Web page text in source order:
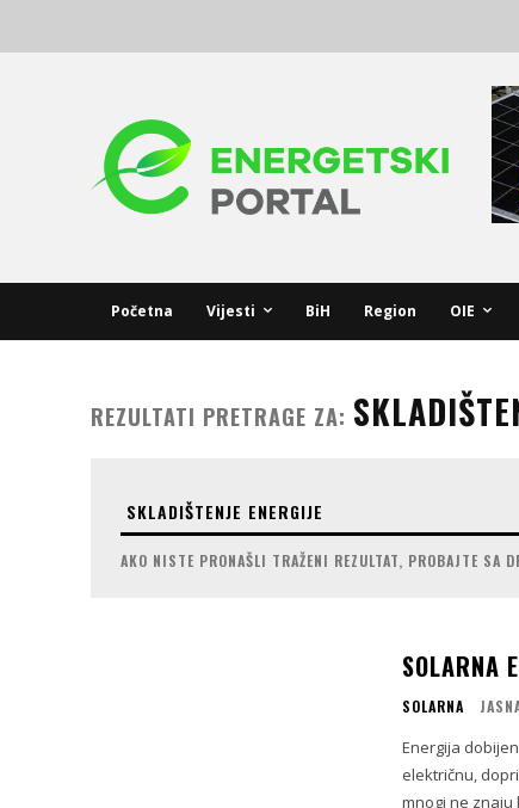
Početna Vijesti BiH Region OIE
REZULTATI PRETRAGE ZA:
AKO NISTE PRONAŠLI TRAŽENI REZULTAT, PROBAJTE SA
SOLARNA
SOLARNA
Energija
električnu,
mnogi ne znaju